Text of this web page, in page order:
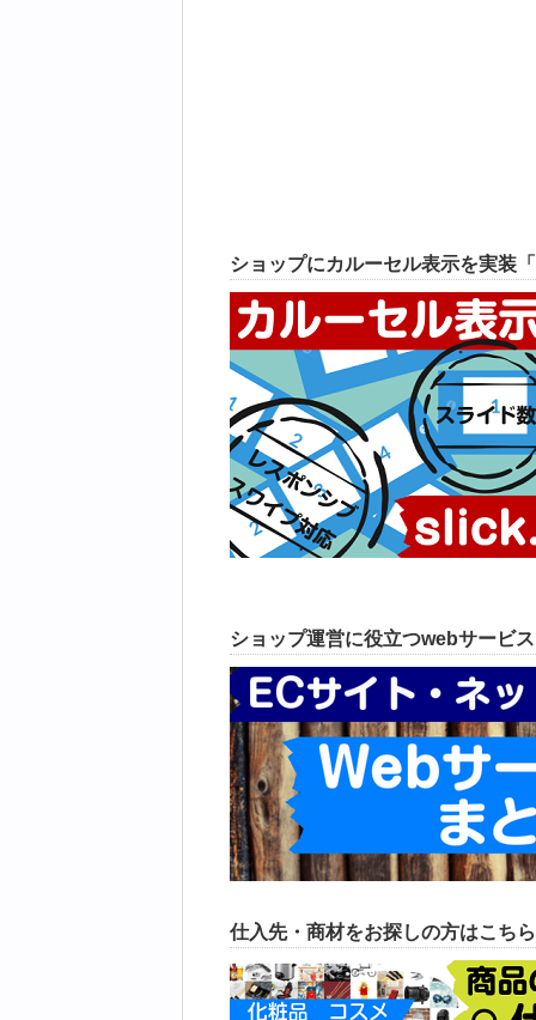
ショップにカルーセル表示を実装
ショップ運営に役立つwebサービ
仕入先・商材をお探しの方はこち